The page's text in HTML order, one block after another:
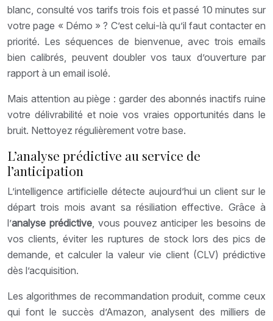
blanc, consulté vos tarifs trois fois et passé 10 minutes sur
votre page « Démo » ? C’est celui-là qu’il faut contacter en
priorité. Les séquences de bienvenue, avec trois emails
bien calibrés, peuvent doubler vos taux d’ouverture par
rapport à un email isolé.
Mais attention au piège : garder des abonnés inactifs ruine
votre délivrabilité et noie vos vraies opportunités dans le
bruit. Nettoyez régulièrement votre base.
L’analyse prédictive au service de
l’anticipation
L’intelligence artificielle détecte aujourd’hui un client sur le
départ trois mois avant sa résiliation effective. Grâce à
l’analyse prédictive, vous pouvez anticiper les besoins de
vos clients, éviter les ruptures de stock lors des pics de
demande, et calculer la valeur vie client (CLV) prédictive
dès l’acquisition.
Les algorithmes de recommandation produit, comme ceux
qui font le succès d’Amazon, analysent des milliers de